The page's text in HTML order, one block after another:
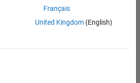
Français
United Kingdom(English)